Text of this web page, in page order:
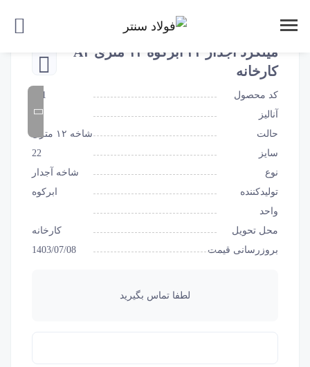
میلگرد آجدار ۲۲ ابرکوه ۱۲ متری A۳
کارخانه
کد محصول
211
آنالیز
A3
حالت
شاخه ۱۲ متری
سایز
22
نوع
شاخه آجدار
تولیدکننده
ابرکوه
واحد
محل تحویل
کارخانه
بروزرسانی قیمت
1403/07/08
لطفا تماس بگیرید